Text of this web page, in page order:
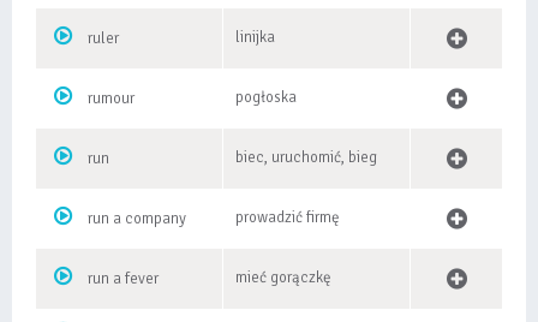
ruler linijka
rumour pogłoska
run biec, uruchomić, bieg
run a company prowadzić firmę
run a fever mieć gorączkę